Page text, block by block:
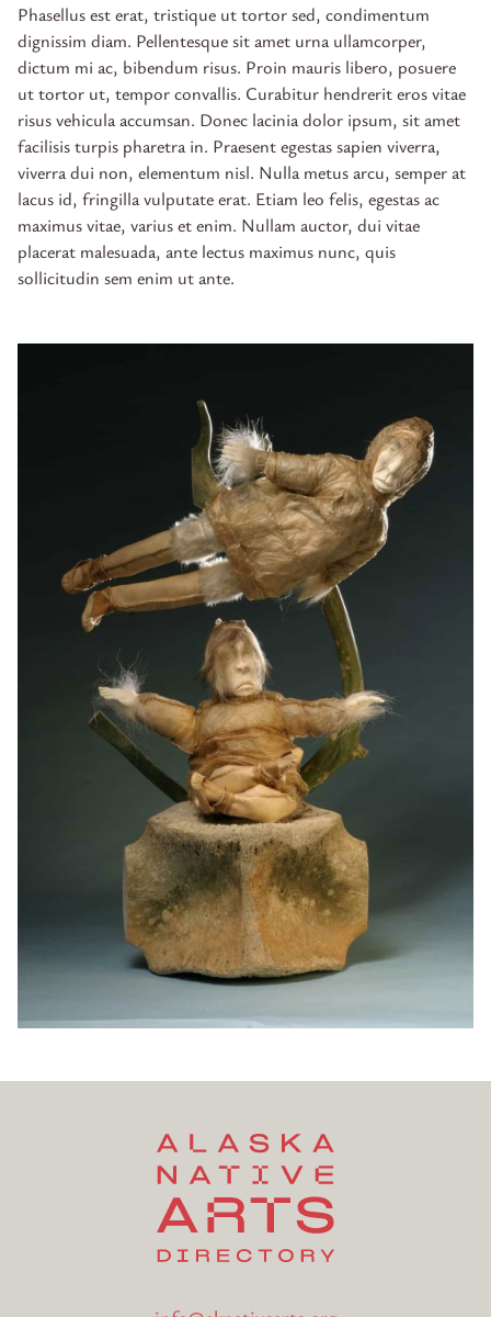
Phasellus est erat, tristique ut tortor sed, condimentum
dignissim diam. Pellentesque sit amet urna ullamcorper,
dictum mi ac, bibendum risus. Proin mauris libero, posuere
ut tortor ut, tempor convallis. Curabitur hendrerit eros vitae
risus vehicula accumsan. Donec lacinia dolor ipsum, sit amet
facilisis turpis pharetra in. Praesent egestas sapien viverra,
viverra dui non, elementum nisl. Nulla metus arcu, semper at
lacus id, fringilla vulputate erat. Etiam leo felis, egestas ac
maximus vitae, varius et enim. Nullam auctor, dui vitae
placerat malesuada, ante lectus maximus nunc, quis
sollicitudin sem enim ut ante.